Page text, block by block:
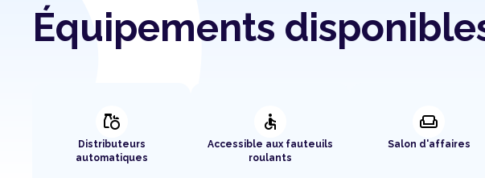
Équipements
grocery
Distributeurs
automatiques
accessible
Accessible aux fauteuils
roulants
weekend
Salon d'affaires